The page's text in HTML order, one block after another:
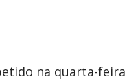
na quarta-